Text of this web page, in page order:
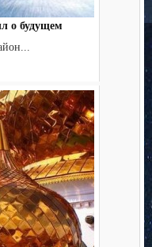
о будущем